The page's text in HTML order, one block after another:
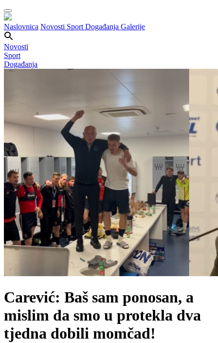
Naslovnica Novosti Sport Događanja Galerije
Novosti
Sport
Događanja
Carević: Baš sam ponosan, a
mislim da smo u protekla dva
tjedna dobili momčad!